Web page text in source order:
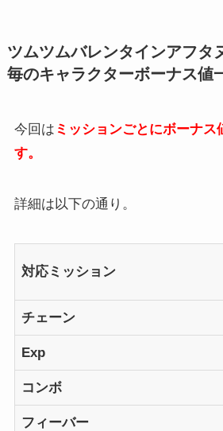
ツムツムバレンタインアフタ
毎のキャラクターボーナス値
今回は ミッションごとにボーナス
す。
詳細は以下の通り。
対応ミッション
チェーン
Exp
コンボ
フィーバー